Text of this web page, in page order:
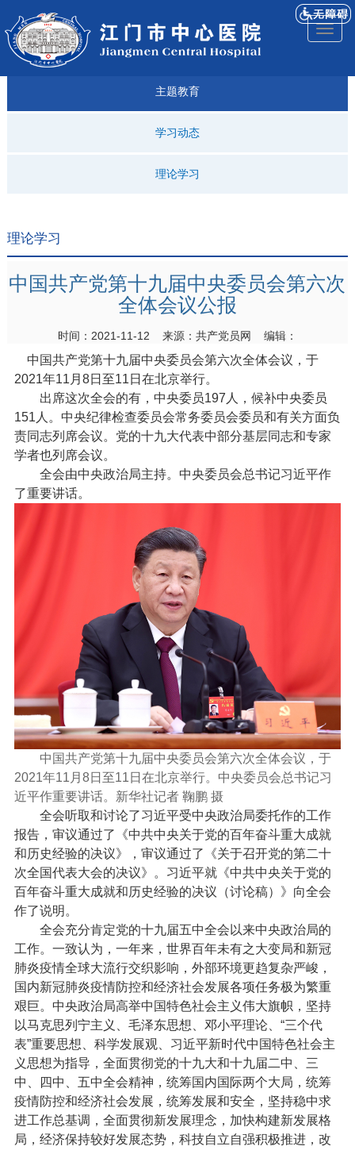
医院
简介
来院
导航
就诊
指引
专科
建设
仁济
科普
人才
招聘
仁济
医院
视频
主题教育
学习动态
理论学习
理论学习
中国共产党第十九届中央委员会第六次
全体会议公报
时间：2021-11-12 来源：共产党员网 编辑：
中国共产党第十九届中央委员会第六次全体会议，于
2021年11月8日至11日在北京举行。
出席这次全会的有，中央委员197人，候补中央委员
151人。中央纪律检查委员会常务委员会委员和有关方面负
责同志列席会议。党的十九大代表中部分基层同志和专家
学者也列席会议。
全会由中央政治局主持。中央委员会总书记习近平作
了重要讲话。
中国共产党第十九届中央委员会第六次全体会议，于
2021年11月8日至11日在北京举行。中央委员会总书记习
近平作重要讲话。新华社记者 鞠鹏 摄
全会听取和讨论了习近平受中央政治局委托作的工作
报告，审议通过了《中共中央关于党的百年奋斗重大成就
和历史经验的决议》，审议通过了《关于召开党的第二十
次全国代表大会的决议》。习近平就《中共中央关于党的
百年奋斗重大成就和历史经验的决议（讨论稿）》向全会
作了说明。
全会充分肯定党的十九届五中全会以来中央政治局的
工作。一致认为，一年来，世界百年未有之大变局和新冠
肺炎疫情全球大流行交织影响，外部环境更趋复杂严峻，
国内新冠肺炎疫情防控和经济社会发展各项任务极为繁重
艰巨。中央政治局高举中国特色社会主义伟大旗帜，坚持
以马克思列宁主义、毛泽东思想、邓小平理论、“三个代
表”重要思想、科学发展观、习近平新时代中国特色社会主
义思想为指导，全面贯彻党的十九大和十九届二中、三
中、四中、五中全会精神，统筹国内国际两个大局，统筹
疫情防控和经济社会发展，统筹发展和安全，坚持稳中求
进工作总基调，全面贯彻新发展理念，加快构建新发展格
局，经济保持较好发展态势，科技自立自强积极推进，改